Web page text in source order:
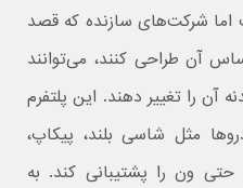
شرکت‌های سازنده که قصد
آن طراحی کنند، می‌توانند
آن را تغییر دهند. این پلتفرم
مثل شاسی بلند، پیکاپ،
ون را پشتیبانی کند. به